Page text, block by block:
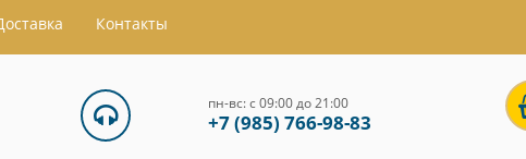
Контакты
пн-вс: с 09:00 до 21:00
+7 (985) 766-98-83